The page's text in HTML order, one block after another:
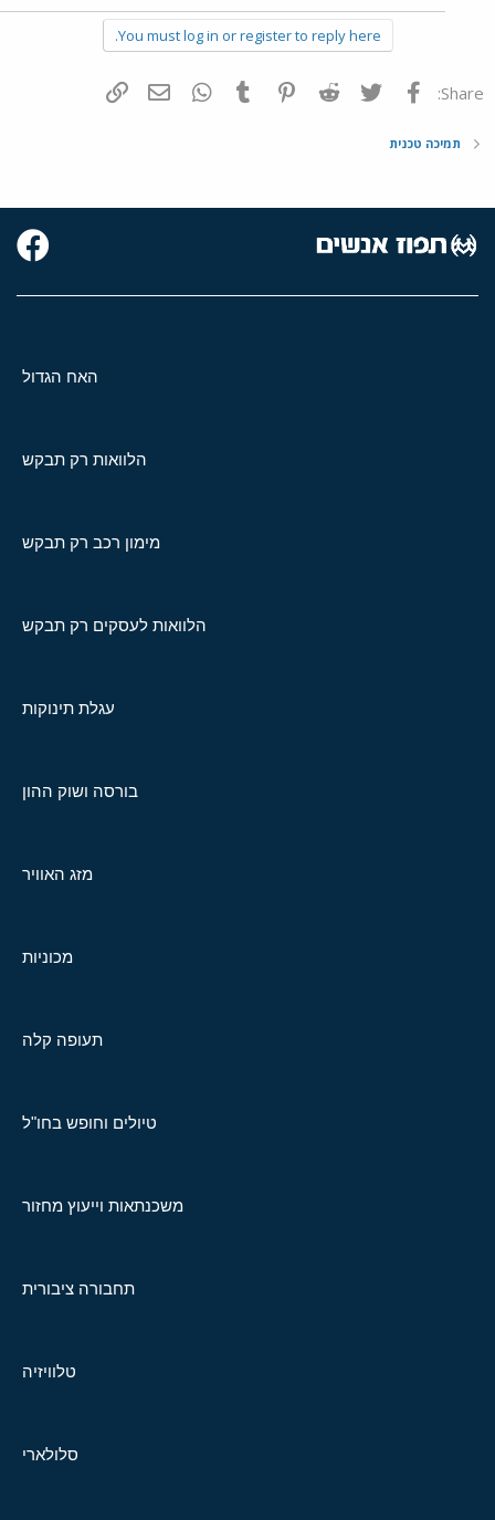
You must log in or register to reply here.
Share: פייסבוק Twitter
Reddit
Pinterest
Tumblr
WhatsAppדואר אלקטרוני
תמיכה טכנית
האח הגדול
הלוואות רק תבקש
מימון רכב רק תבקש
הלוואות לעסקים רק תבקש
עגלת תינוקות
בורסה ושוק ההון
מזג האוויר
מכוניות
תעופה קלה
טיולים וחופש בחו"ל
משכנתאות וייעוץ מחזור
תחבורה ציבורית
טלוויזיה
סלולארי